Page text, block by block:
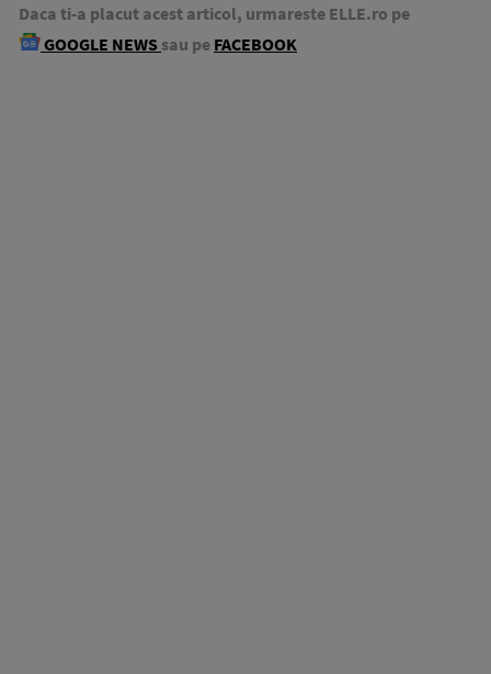
Daca ti-a placut acest articol, urmareste ELLE.ro pe
GOOGLE NEWS sau pe FACEBOOK